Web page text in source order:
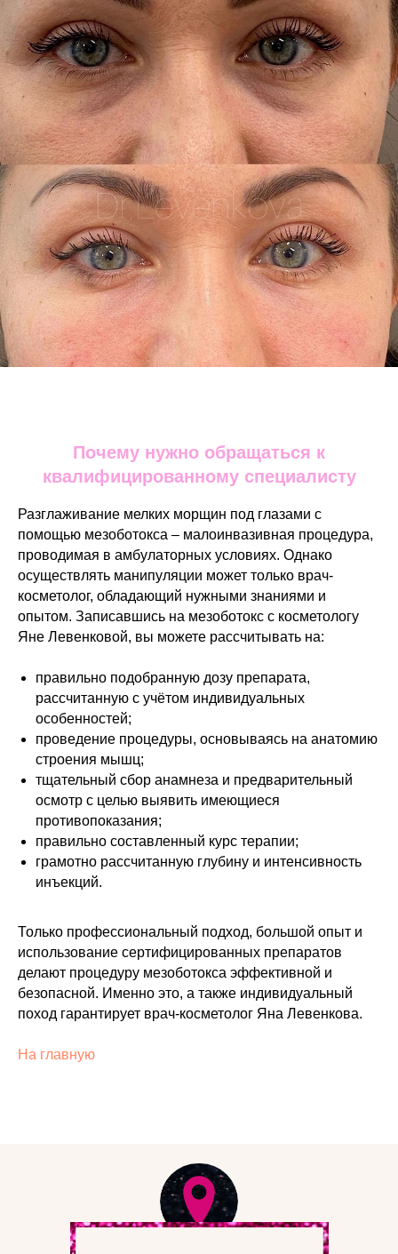
Почему нужно обращаться к
квалифицированному специалисту
Разглаживание мелких морщин под глазами с
помощью мезоботокса – малоинвазивная процедура,
проводимая в амбулаторных условиях. Однако
осуществлять манипуляции может только врач-
косметолог, обладающий нужными знаниями и
опытом. Записавшись на мезоботокс с косметологу
Яне Левенковой, вы можете рассчитывать на:
правильно подобранную дозу препарата,
рассчитанную с учётом индивидуальных
особенностей;
проведение процедуры, основываясь на анатомию
строения мышц;
тщательный сбор анамнеза и предварительный
осмотр с целью выявить имеющиеся
противопоказания;
правильно составленный курс терапии;
грамотно рассчитанную глубину и интенсивность
инъекций.
Только профессиональный подход, большой опыт и
использование сертифицированных препаратов
делают процедуру мезоботокса эффективной и
безопасной. Именно это, а также индивидуальный
поход гарантирует врач-косметолог Яна Левенкова.
На главную